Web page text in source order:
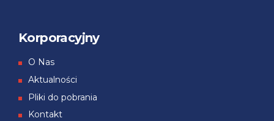
Korporacyjny
О Nas
Aktualności
Pliki do pobrania
Kontakt